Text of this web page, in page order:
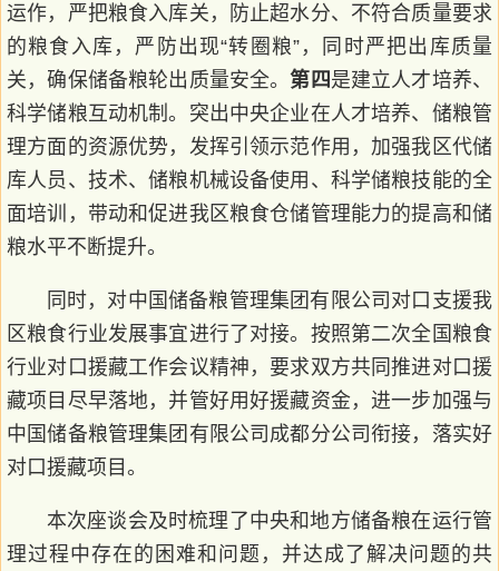
运作，严把粮食入库关，防止超水分、不符合质量要求
的粮食入库，严防出现“转圈粮”，同时严把出库质量
关，确保储备粮轮出质量安全。第四 是建立人才培养、
科学储粮互动机制。突出中央企业在人才培养、储粮管
理方面的资源优势，发挥引领示范作用，加强我区代储
库人员、技术、储粮机械设备使用、科学储粮技能的全
面培训，带动和促进我区粮食仓储管理能力的提高和储
粮水平不断提升。
同时，对中国储备粮管理集团有限公司对口支援我
区粮食行业发展事宜进行了对接。按照第二次全国粮食
行业对口援藏工作会议精神，要求双方共同推进对口援
藏项目尽早落地，并管好用好援藏资金，进一步加强与
中国储备粮管理集团有限公司成都分公司衔接，落实好
对口援藏项目。
本次座谈会及时梳理了中央和地方储备粮在运行管
理过程中存在的困难和问题，并达成了解决问题的共